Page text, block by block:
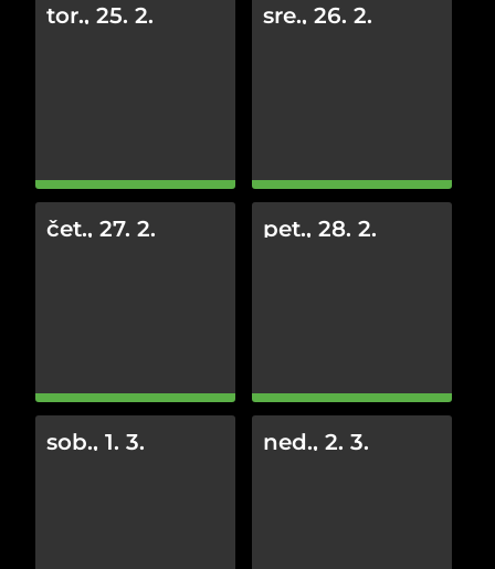
tor., 25. 2. sre., 26. 2.
čet., 27. 2. pet., 28. 2.
sob., 1. 3. ned., 2. 3.